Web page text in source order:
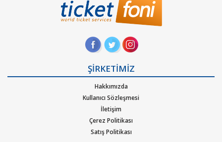
Ticketfoni'ye üye olunuz. Bilet seçiminizi yapınız. (Katılmak
istediğiniz etkinlik ya da etkinliklere ait siteye optimize edilmiş
yapınız.) Size sunulan güvenli Ödeme adımına geçiniz. Artık
Hangi müzik türlerinde Ticketfoniden bilet bulup
. Müzik türlerinden Alternatif, Dans – Elektronik
pop, rock, blues, New Age, caz, klasik, Latin Tango ska, reggae,
metal, hip-hop ya da r&b gibi pek çok müzik türleri için
oluşturulan etkinliklere bilet bulabilirsiniz. Elinizdeki
gidemeyeceğiniz konserlerin biletlerini de satabileceğiniz çok
ŞİRKETİMİZ
Hakkımızda
Kullanıcı Sözleşmesi
İletişim
Çerez Politikası
Satış Politikası